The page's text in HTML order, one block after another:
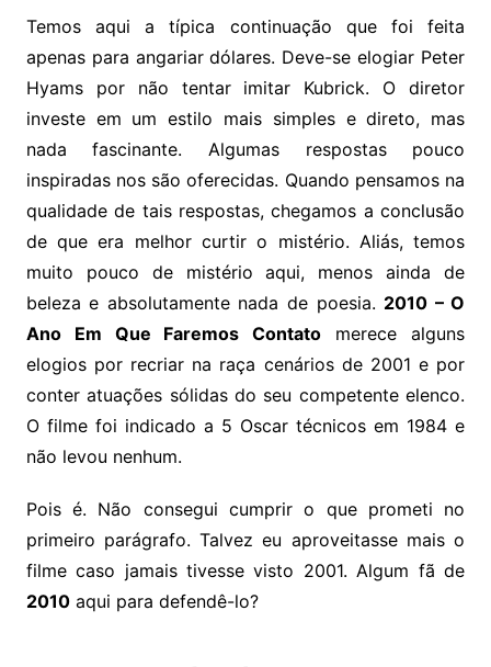
Temos aqui a típica continuação que foi feita
apenas para angariar dólares. Deve-se elogiar Peter
Hyams por não tentar imitar Kubrick. O diretor
investe em um estilo mais simples e direto, mas
nada fascinante. Algumas respostas pouco
inspiradas nos são oferecidas. Quando pensamos na
qualidade de tais respostas, chegamos a conclusão
de que era melhor curtir o mistério. Aliás, temos
muito pouco de mistério aqui, menos ainda de
beleza e absolutamente nada de poesia. 2010 – O
Ano Em Que Faremos Contato merece alguns
elogios por recriar na raça cenários de 2001 e por
conter atuações sólidas do seu competente elenco.
O filme foi indicado a 5 Oscar técnicos em 1984 e
não levou nenhum.
Pois é. Não consegui cumprir o que prometi no
primeiro parágrafo. Talvez eu aproveitasse mais o
filme caso jamais tivesse visto 2001. Algum fã de
2010aqui para defendê-lo?